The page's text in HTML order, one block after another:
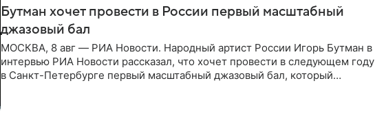
Бутман хочет провести в России первый масштабный
джазовый бал
МОСКВА, 8 авг — РИА Новости. Народный артист России Игорь Бутман в
интервью РИА Новости рассказал, что хочет провести в следующем году
в Санкт-Петербурге первый масштабный джазовый бал, который